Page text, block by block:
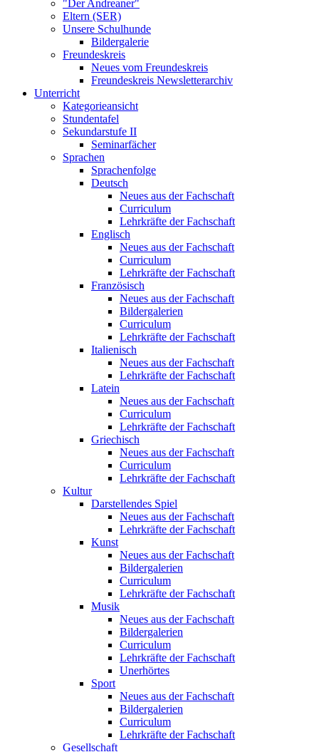
"Der Andreaner"
Eltern (SER)
Unsere Schulhunde
Bildergalerie
Freundeskreis
Neues vom Freundeskreis
Freundeskreis Newsletterarchiv
Unterricht
Kategorieansicht
Stundentafel
Sekundarstufe II
Seminarfächer
Sprachen
Sprachenfolge
Deutsch
Neues aus der Fachschaft
Curriculum
Lehrkräfte der Fachschaft
Englisch
Neues aus der Fachschaft
Curriculum
Lehrkräfte der Fachschaft
Französisch
Neues aus der Fachschaft
Bildergalerien
Curriculum
Lehrkräfte der Fachschaft
Italienisch
Neues aus der Fachschaft
Lehrkräfte der Fachschaft
Latein
Neues aus der Fachschaft
Curriculum
Lehrkräfte der Fachschaft
Griechisch
Neues aus der Fachschaft
Curriculum
Lehrkräfte der Fachschaft
Kultur
Darstellendes Spiel
Neues aus der Fachschaft
Lehrkräfte der Fachschaft
Kunst
Neues aus der Fachschaft
Bildergalerien
Curriculum
Lehrkräfte der Fachschaft
Musik
Neues aus der Fachschaft
Bildergalerien
Curriculum
Lehrkräfte der Fachschaft
Unerhörtes
Sport
Neues aus der Fachschaft
Bildergalerien
Curriculum
Lehrkräfte der Fachschaft
Gesellschaft